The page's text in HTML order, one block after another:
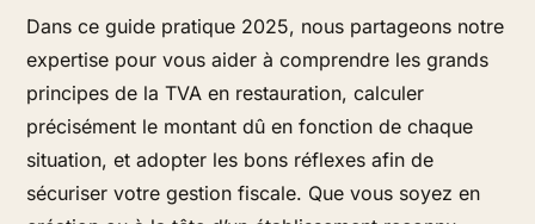
Dans ce guide pratique 2025, nous partageons notre
expertise pour vous aider à comprendre les grands
principes de la TVA en restauration, calculer
précisément le montant dû en fonction de chaque
situation, et adopter les bons réflexes afin de
sécuriser votre gestion fiscale. Que vous soyez en